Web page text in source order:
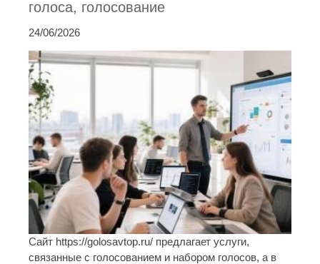
голоса, голосование
24/06/2026
Сайт https://golosavtop.ru/ предлагает услуги,
связанные с голосованием и набором голосов, а в